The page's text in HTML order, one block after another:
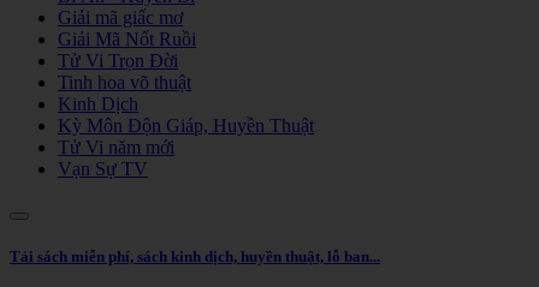
Giải mã giấc mơ
Giải Mã Nốt Ruồi
Tử Vi Trọn Đời
Tinh hoa võ thuật
Kinh Dịch
Kỳ Môn Độn Giáp, Huyền Thuật
Tử Vi năm mới
Vạn Sự TV
Tải sách miễn phí, sách kinh dịch, huyền thuật, lỗ ban...